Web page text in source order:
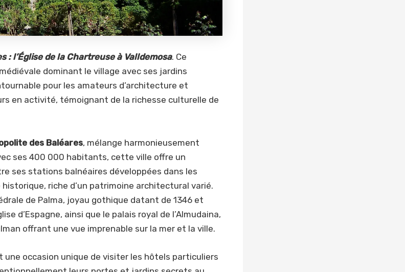
: l’Église de la Chartreuse à Valldemosa. Ce
dominant le village avec ses jardins
pour les amateurs d’architecture et
en activité, témoignant de la richesse culturelle de
des Baléares, mélange harmonieusement
ses 400 000 habitants, cette ville offre un
ses stations balnéaires développées dans les
riche d’un patrimoine architectural varié.
de Palma, joyau gothique datant de 1346 et
d’Espagne, ainsi que le palais royal de l’Almudaina,
offrant une vue imprenable sur la mer et la ville.
une occasion unique de visiter les hôtels particuliers